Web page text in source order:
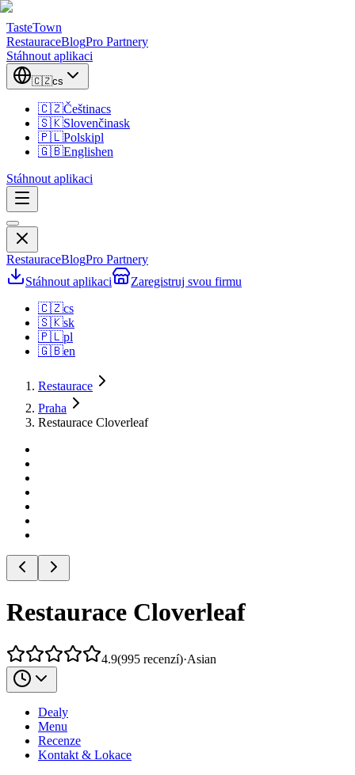
TasteTown
RestauraceBlogPro Partnery
Stáhnout aplikaci
🇨🇿cs
🇨🇿Češtinacs
🇸🇰Slovenčinask
🇵🇱Polskipl
🇬🇧Englishen
Stáhnout aplikaci
RestauraceBlogPro Partnery
Stáhnout aplikaci
Zaregistruj svou firmu
🇨🇿cs
🇸🇰sk
🇵🇱pl
🇬🇧en
Restaurace
Praha
Restaurace Cloverleaf
Restaurace Cloverleaf
4.9(995 recenzí)·Asian
Dealy
Menu
Recenze
Kontakt & Lokace